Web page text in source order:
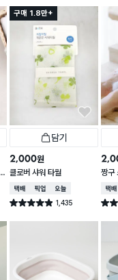
구매 1.8만+
담기
2,000원
클로버 샤워 타월
택배배송매장픽업오늘배송
별점 4.9점 1,435
건 작성
짱구
X
택배
별점